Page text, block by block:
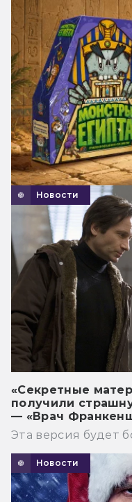
Новости
«Секретные
получили
— «Врач
Эта версия будет
Новости